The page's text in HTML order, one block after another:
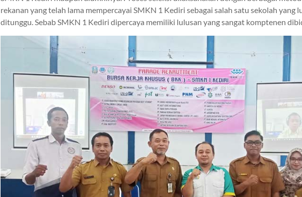
rekanan yang telah lama mempercayai SMKN 1 Kediri sebagai salah satu sekolah yang
ditunggu. Sebab SMKN 1 Kediri dipercaya memiliki lulusan yang sangat komptenen